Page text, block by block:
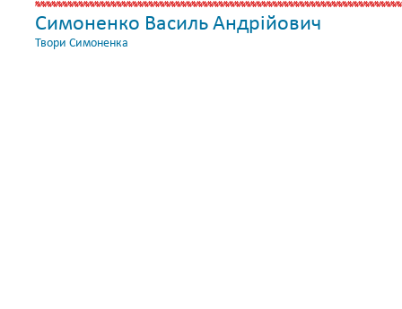
Симоненко Василь Андрійович
Твори Симоненка